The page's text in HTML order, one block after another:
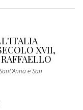
XVII,
e San